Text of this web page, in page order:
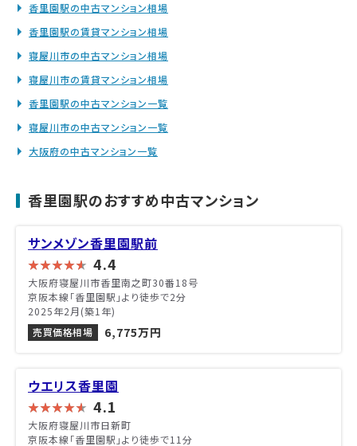
香里園駅の中古マンション相場
香里園駅の賃貸マンション相場
寝屋川市の中古マンション相場
寝屋川市の賃貸マンション相場
香里園駅の中古マンション一覧
寝屋川市の中古マンション一覧
大阪府の中古マンション一覧
香里園駅のおすすめ中古マンション
サンメゾン香里園駅前
4.4
大阪府寝屋川市香里南之町30番18号
京阪本線「香里園駅」より徒歩で2分
2025年2月(築1年)
売買価格相場
6,775万円
ウエリス香里園
4.1
大阪府寝屋川市日新町
京阪本線「香里園駅」より徒歩で11分